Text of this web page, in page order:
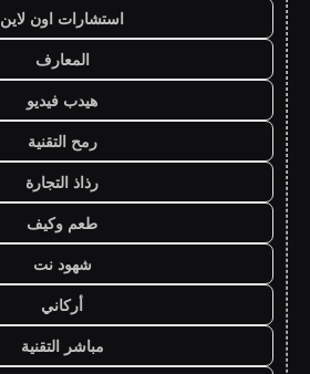
استشارات اون لاين
المعارف
هيدب فيديو
رمح التقنية
رذاذ التجارة
طعم وكيف
شهود نت
أركاني
مباشر التقنية